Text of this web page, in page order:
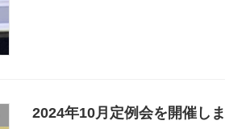
2024年10月定例会を開催し